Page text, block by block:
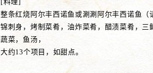
[料理]
整条红烧阿尔丰西诺鱼或涮涮阿尔丰西诺鱼（
锦刺身，烤制菜肴，油炸菜肴，醋渍菜肴，三
蔬菜，鱼汤，
大约13个项目，如甜点。